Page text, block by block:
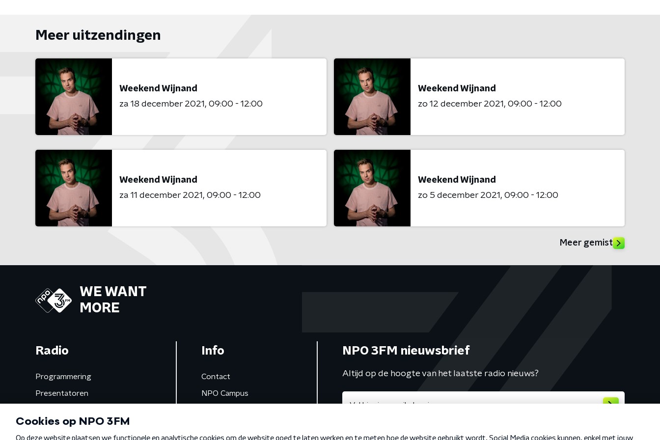
Meer uitzendingen
Weekend Wijnand
za 18 december 2021
09:00 - 12:00
Weekend Wijnand
zo 12 december 2021
09:00 - 12:00
Weekend Wijnand
za 11 december 2021
09:00 - 12:00
Weekend Wijnand
zo 5 december 2021
09:00 - 12:00
Meer gemist
WE WANT
MORE
Radio
Programmering
Presentatoren
Gemist
Info
Contact
NPO Campus
NPO 3FM nieuwsbrief
Altijd op de hoogte van het laatste radio nieuws?